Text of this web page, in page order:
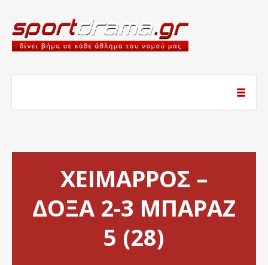
ΧΕΙΜΑΡΡΟΣ –
ΔΟΞΑ 2-3 ΜΠΑΡΑΖ
5 (28)